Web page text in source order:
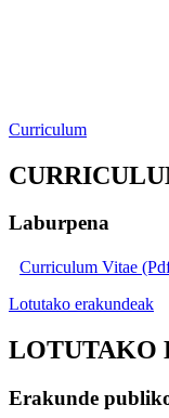
Curriculum
Laburpena
Curriculum Vitae
Lotutako erakundeak
LOTUTAKO
Erakunde